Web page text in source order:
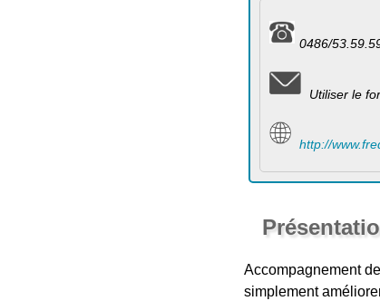
0486/
Utiliser le
http://
Accompagnement
simplement